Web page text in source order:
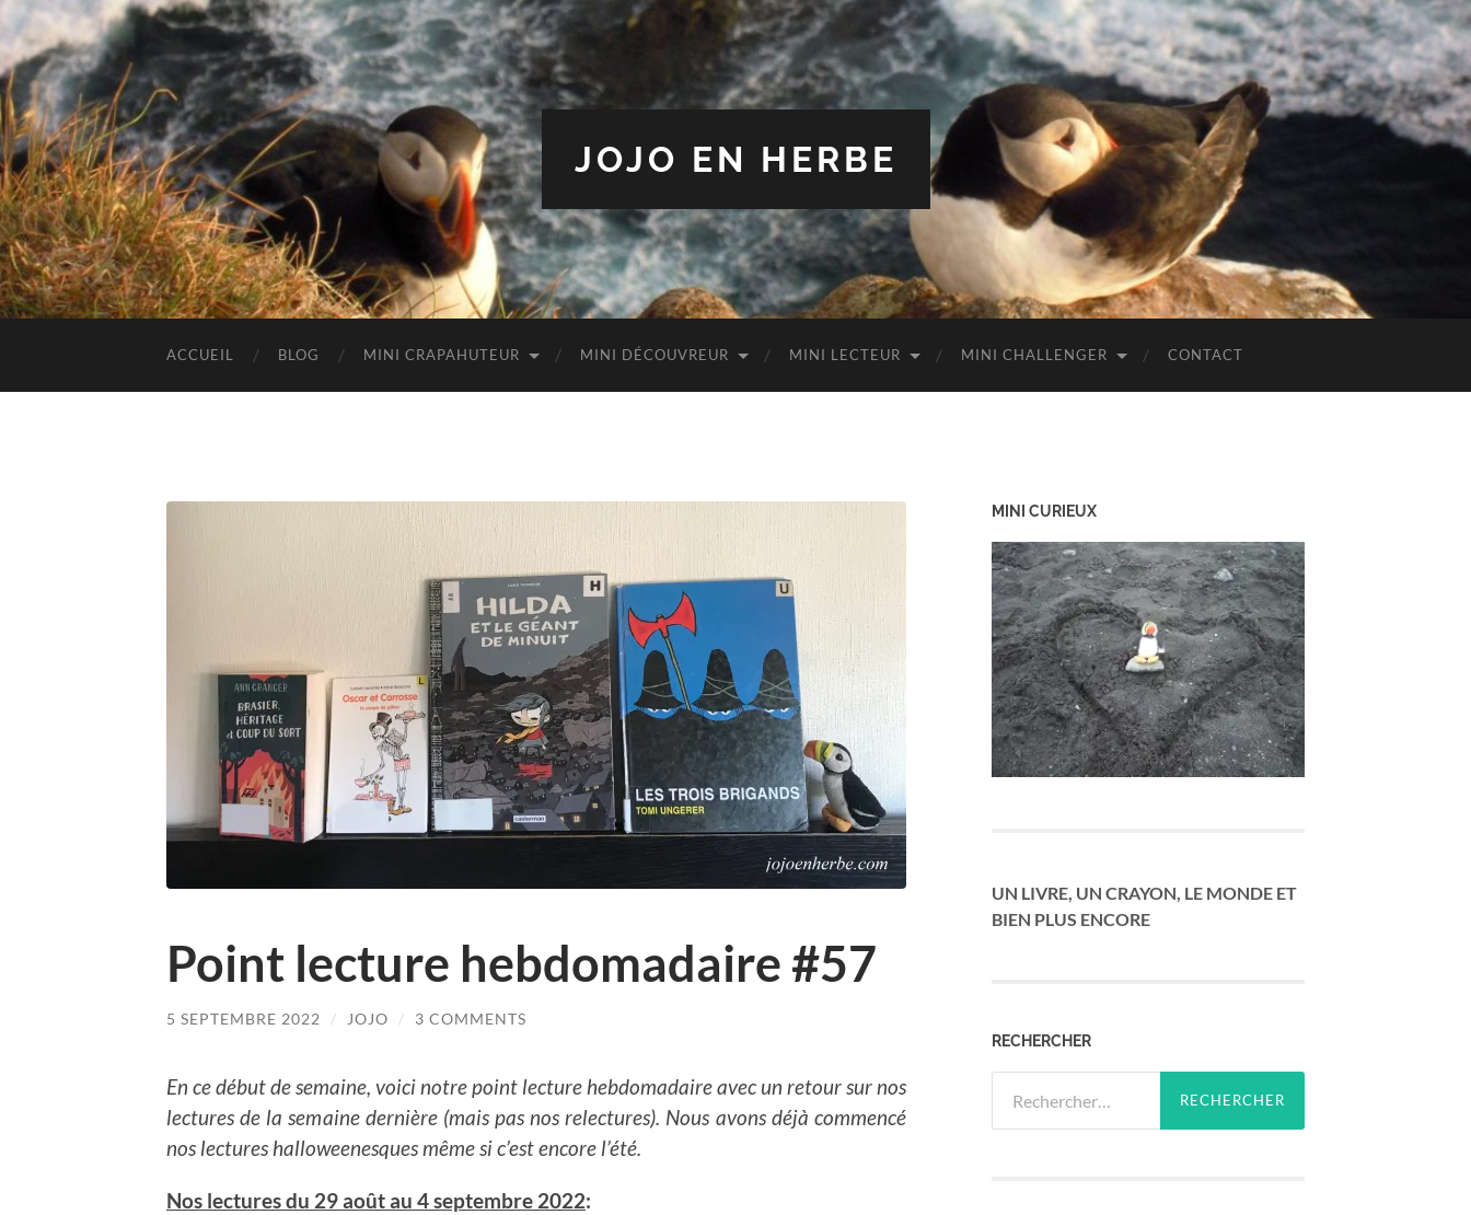
JOJO EN HERBE
ACCUEIL BLOG MINI CRAPAHUTEUR MINI DÉCOUVREUR MINI LECTEUR MINI CHALLENGER CONTACT
Point lecture hebdomadaire #57
5 SEPTEMBRE 2022 / JOJO / 3 COMMENTS
En ce début de semaine, voici notre point lecture hebdomadaire avec un retour sur nos
lectures de la semaine dernière (mais pas nos relectures). Nous avons déjà commencé
nos lectures halloweenesques même si c’est encore l’été.
Nos lectures du 29 août au 4 septembre 2022:
MINI CURIEUX
UN LIVRE, UN CRAYON, LE MONDE ET
BIEN PLUS ENCORE
RECHERCHER